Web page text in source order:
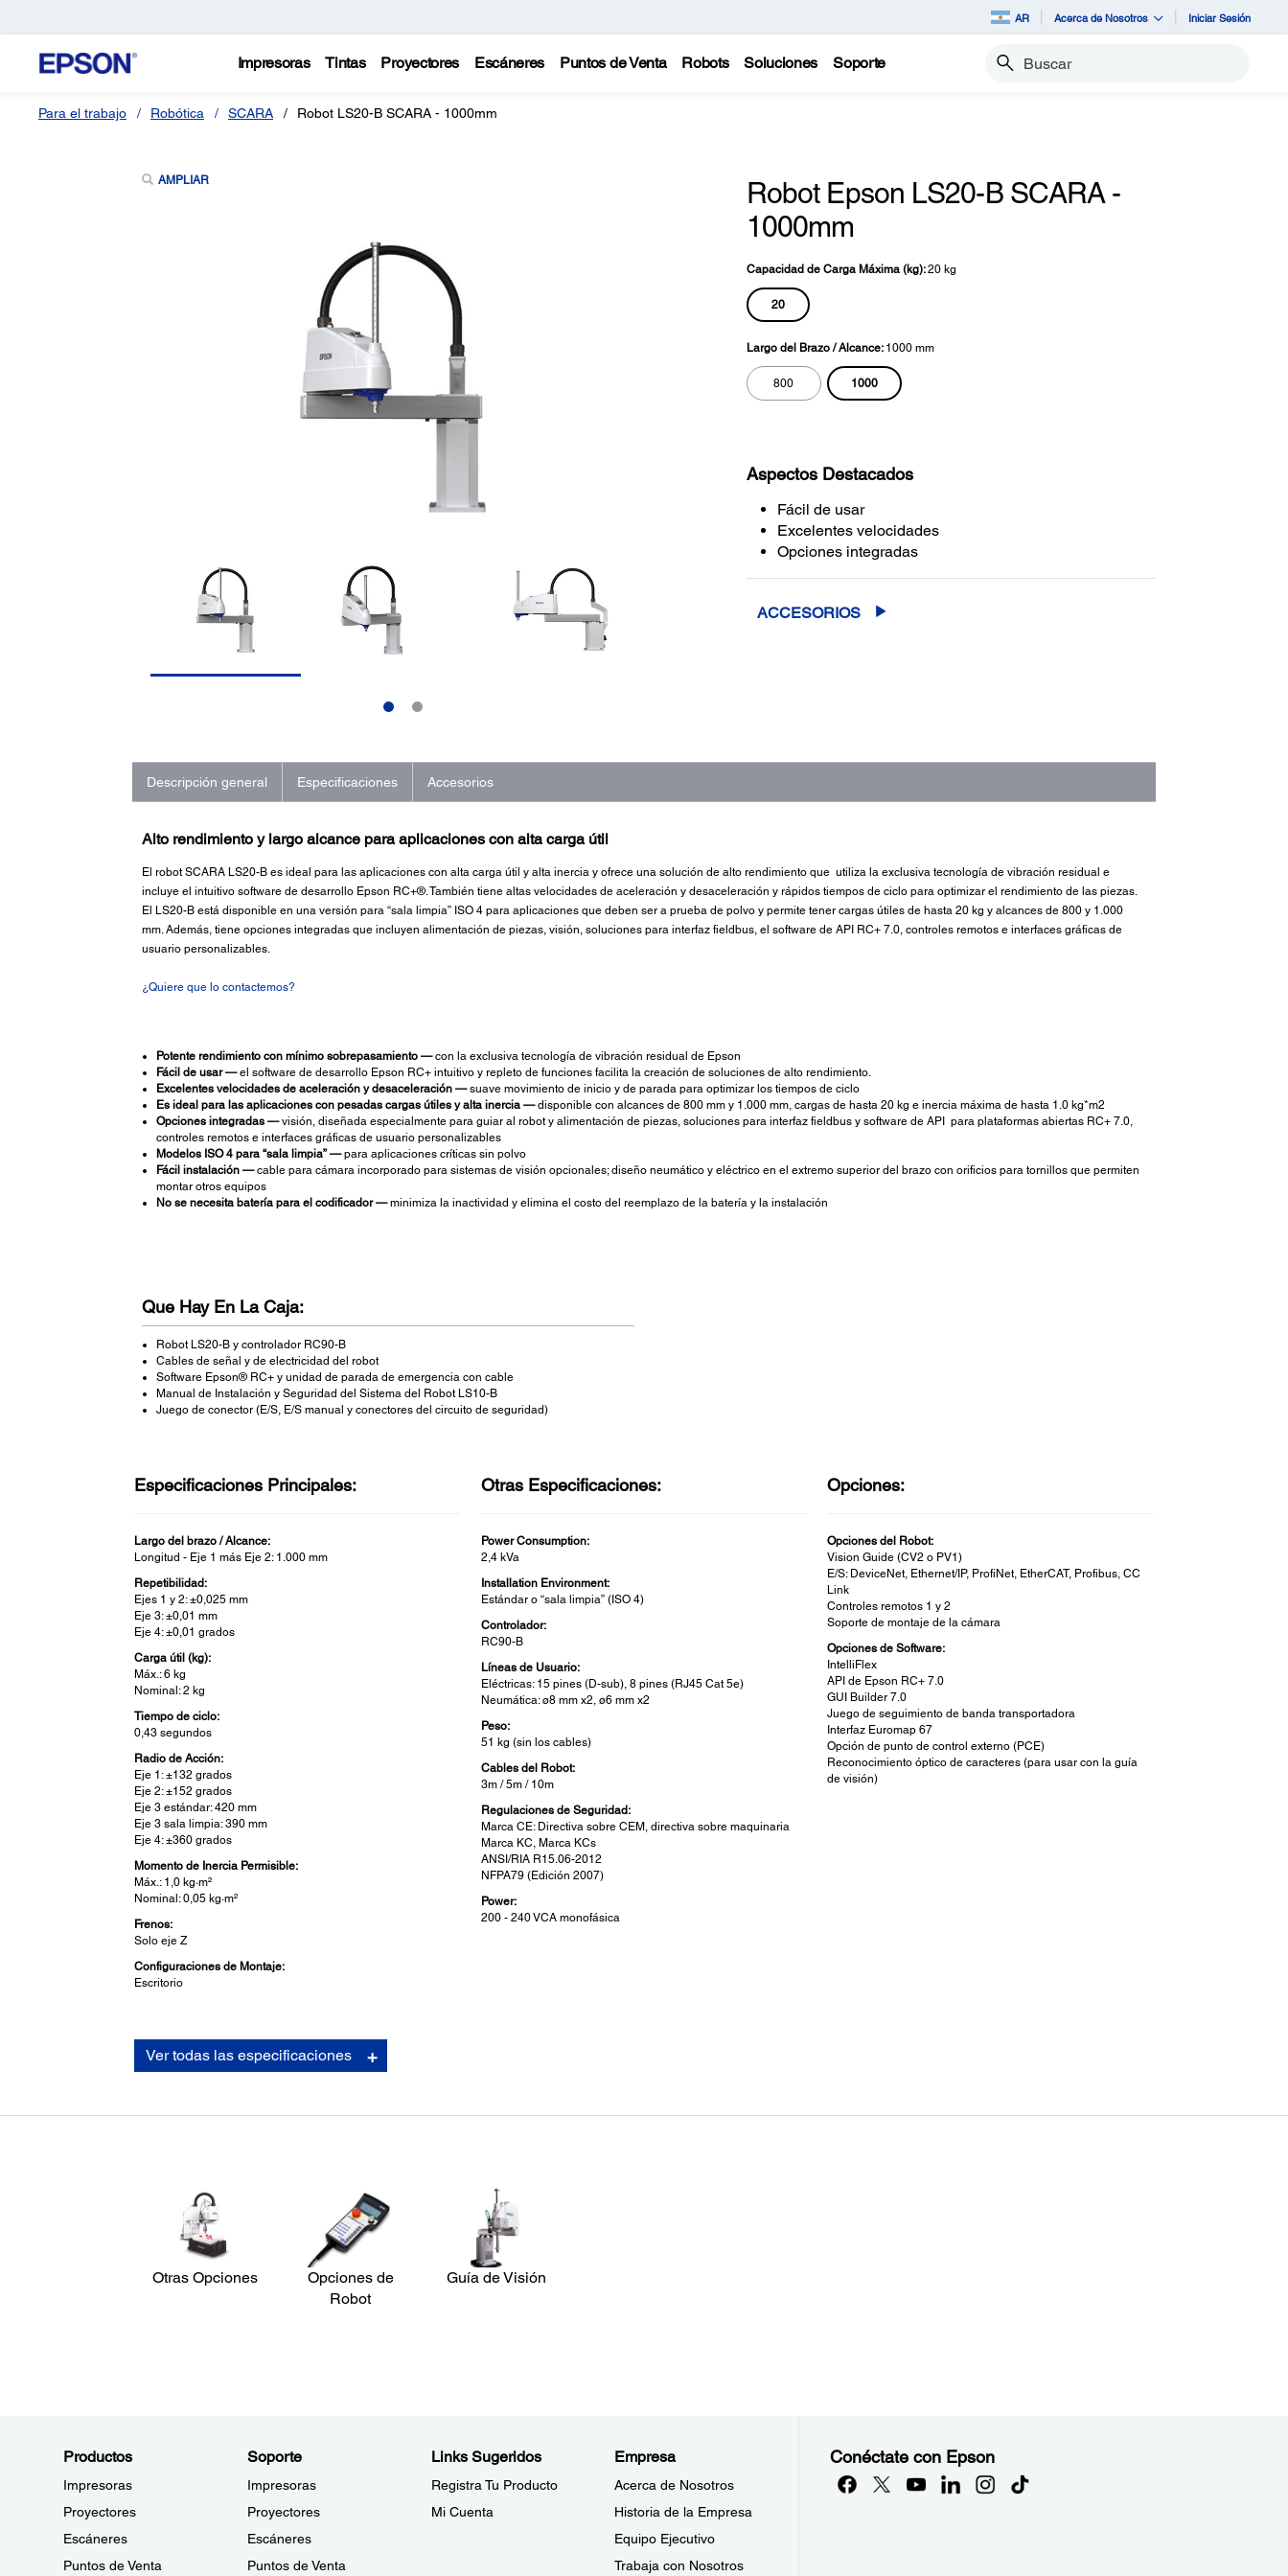
AR Acerca de Nosotros Iniciar Sesión
Impresoras Tintas Proyectores Escáneres Puntos de Venta Robots Soluciones Soporte Buscar
Para el trabajo Robótica SCARA Robot LS20-B SCARA - 1000mm
AMPLIAR
Robot Epson LS20-B SCARA -
1000mm
Capacidad de Carga Máxima (kg):20 kg
20
Largo del Brazo / Alcance: 1000 mm
800 1000
Aspectos Destacados
Fácil de usar
Excelentes velocidades
Opciones integradas
ACCESORIOS
Descripción general Especificaciones Accesorios
Alto rendimiento y largo alcance para aplicaciones con alta carga útil
El robot SCARA LS20-B es ideal para las aplicaciones con alta carga útil y alta inercia y ofrece una solución de alto rendimiento que utiliza la exclusiva tecnología de vibración residual e
incluye el intuitivo software de desarrollo Epson RC+®. También tiene altas velocidades de aceleración y desaceleración y rápidos tiempos de ciclo para optimizar el rendimiento de las piezas.
El LS20-B está disponible en una versión para “sala limpia” ISO 4 para aplicaciones que deben ser a prueba de polvo y permite tener cargas útiles de hasta 20 kg y alcances de 800 y 1.000
mm. Además, tiene opciones integradas que incluyen alimentación de piezas, visión, soluciones para interfaz fieldbus, el software de API RC+ 7.0, controles remotos e interfaces gráficas de
usuario personalizables.
¿Quiere que lo contactemos?
Potente rendimiento con mínimo sobrepasamiento —con la exclusiva tecnología de vibración residual de Epson
Fácil de usar —el software de desarrollo Epson RC+ intuitivo y repleto de funciones facilita la creación de soluciones de alto rendimiento.
Excelentes velocidades de aceleración y desaceleración —suave movimiento de inicio y de parada para optimizar los tiempos de ciclo
Es ideal para las aplicaciones con pesadas cargas útiles y alta inercia —disponible con alcances de 800 mm y 1.000 mm, cargas de hasta 20 kg e inercia máxima de hasta 1.0 kg*m2
Opciones integradas —visión, diseñada especialmente para guiar al robot y alimentación de piezas, soluciones para interfaz fieldbus y software de API para plataformas abiertas RC+ 7.0,
controles remotos e interfaces gráficas de usuario personalizables
Modelos ISO 4 para “sala limpia” —para aplicaciones críticas sin polvo
Fácil instalación —cable para cámara incorporado para sistemas de visión opcionales; diseño neumático y eléctrico en el extremo superior del brazo con orificios para tornillos que permiten
montar otros equipos
No se necesita batería para el codificador —minimiza la inactividad y elimina el costo del reemplazo de la batería y la instalación
Que Hay En La Caja:
Robot LS20-B y controlador RC90-B
Cables de señal y de electricidad del robot
Software Epson® RC+ y unidad de parada de emergencia con cable
Manual de Instalación y Seguridad del Sistema del Robot LS10-B
Juego de conector (E/S, E/S manual y conectores del circuito de seguridad)
Especificaciones Principales:
Largo del brazo / Alcance:
Longitud - Eje 1 más Eje 2: 1.000 mm
Repetibilidad:
Ejes 1 y 2: ±0,025 mm
Eje 3: ±0,01 mm
Eje 4: ±0,01 grados
Carga útil (kg):
Máx.: 6 kg
Nominal: 2 kg
Tiempo de ciclo:
0,43 segundos
Radio de Acción:
Eje 1: ±132 grados
Eje 2: ±152 grados
Eje 3 estándar: 420 mm
Eje 3 sala limpia: 390 mm
Eje 4: ±360 grados
Momento de Inercia Permisible:
Máx.: 1,0 kg·m²
Nominal: 0,05 kg·m²
Frenos:
Solo eje Z
Configuraciones de Montaje:
Escritorio
Otras Especificaciones:
Power Consumption:
2,4 kVa
Installation Environment:
Estándar o “sala limpia” (ISO 4)
Controlador:
RC90-B
Líneas de Usuario:
Eléctricas: 15 pines (D-sub), 8 pines (RJ45 Cat 5e)
Neumática: ø8 mm x2, ø6 mm x2
Peso:
51 kg (sin los cables)
Cables del Robot:
3m / 5m / 10m
Regulaciones de Seguridad:
Marca CE: Directiva sobre CEM, directiva sobre maquinaria
Marca KC, Marca KCs
ANSI/RIA R15.06-2012
NFPA79 (Edición 2007)
Power:
200 - 240 VCA monofásica
Opciones:
Opciones del Robot:
Vision Guide (CV2 o PV1)
E/S: DeviceNet, Ethernet/IP, ProfiNet, EtherCAT, Profibus, CC
Link
Controles remotos 1 y 2
Soporte de montaje de la cámara
Opciones de Software:
IntelliFlex
API de Epson RC+ 7.0
GUI Builder 7.0
Juego de seguimiento de banda transportadora
Interfaz Euromap 67
Opción de punto de control externo (PCE)
Reconocimiento óptico de caracteres (para usar con la guía
de visión)
Largo del brazo / Alcance:
Tiempo de ciclo:
Installation Environment:
Ver todas las especificaciones
Otras Opciones
Opciones de
Robot
Guía de Visión
Productos
Impresoras
Proyectores
Escáneres
Puntos de Venta
Soporte
Impresoras
Proyectores
Escáneres
Puntos de Venta
Links Sugeridos
Registra Tu Producto
Mi Cuenta
Empresa
Acerca de Nosotros
Historia de la Empresa
Equipo Ejecutivo
Trabaja con Nosotros
Conéctate con Epson